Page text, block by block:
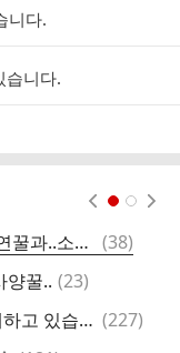
니다.
습니다.
풍기인삼....11주년....쎄일..소백산....자연꿀과..소백산 .사양꿀 댓
글
(38)
양꿀.. 댓
(23)
( 경북 풍기인삼 )직접 농사 지어서 판매하고 있습니다..수삼 ,,6년근..홍삼액기스 .홍삼농축액.6년근 ((풍기 정인삼) 댓
(227)